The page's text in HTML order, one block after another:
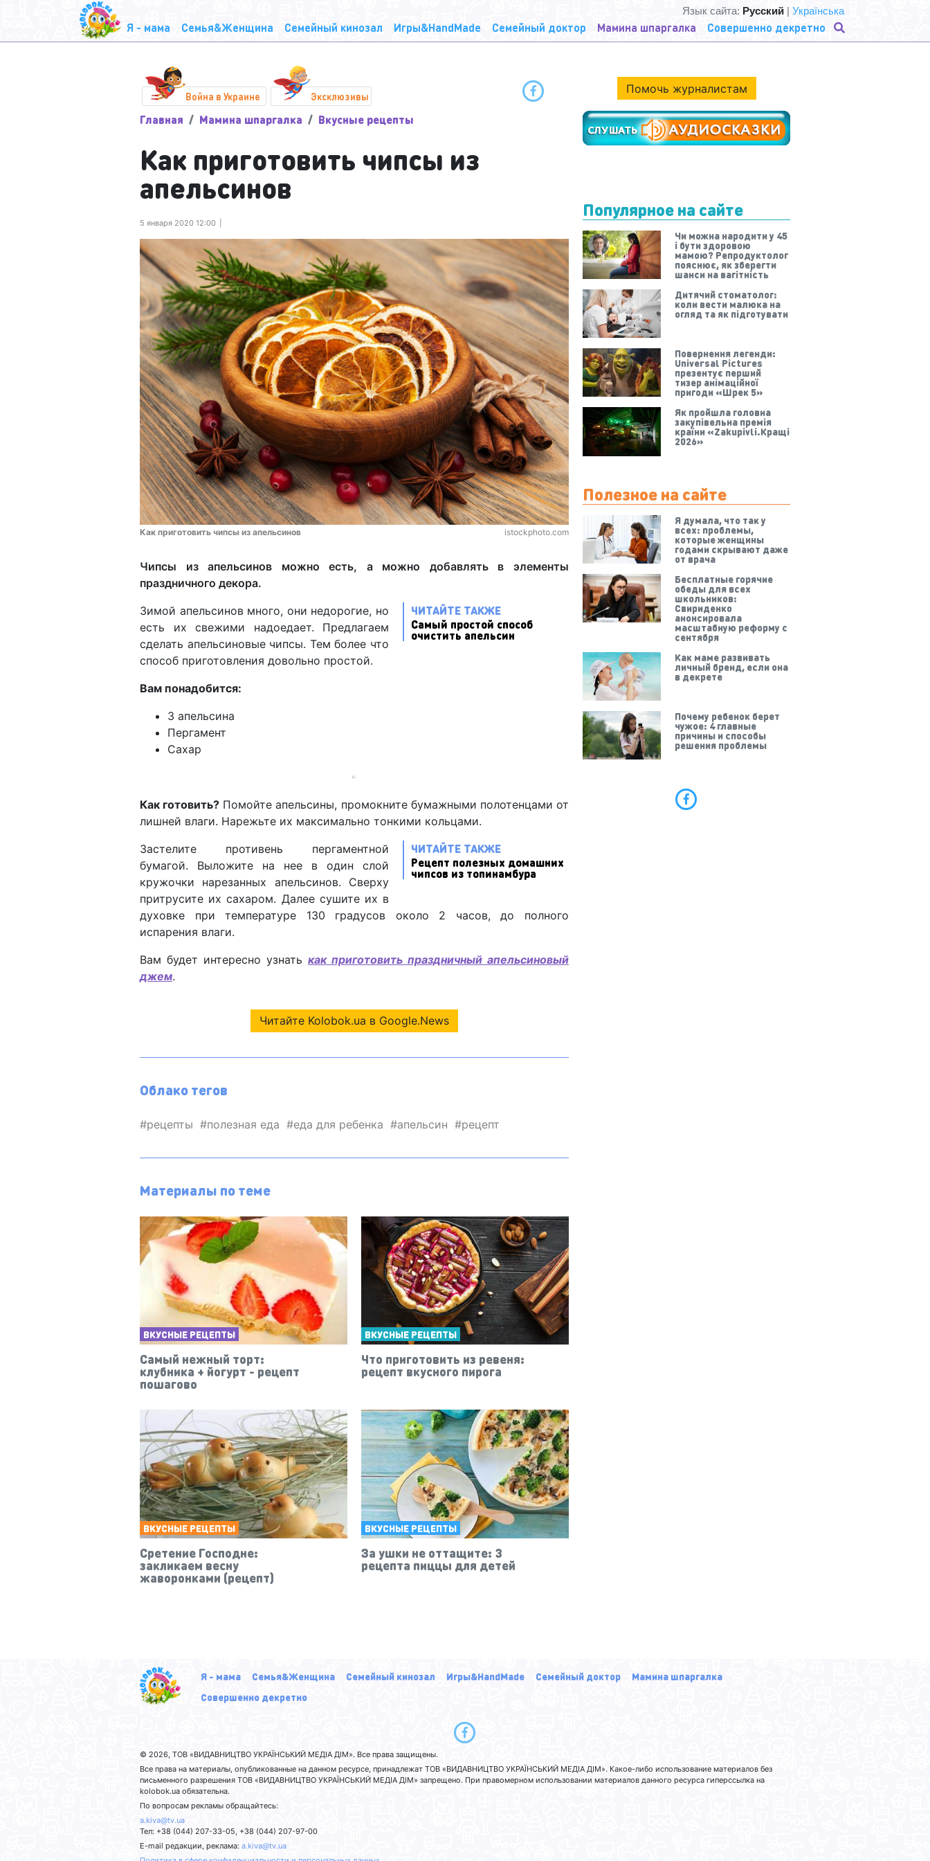
Я - мама Семья&Женщина Семейный кинозал Игры&HandMade Семейный доктор Мамина шпаргалка Совершенно декретно
Язык сайта: Русский | Українська
Война в Украине Эксклюзивы
Главная Мамина шпаргалка Вкусные рецепты
Как приготовить чипсы из
апельсинов
5 января 2020 12:00
Как приготовить чипсы из апельсинов istockphoto.com
Чипсы из апельсинов можно есть, а можно добавлять в элементы
праздничного декора.
ЧИТАЙТЕ ТАКЖЕ
Самый простой способ
очистить апельсин
Зимой апельсинов много, они недорогие, но
есть их свежими надоедает. Предлагаем
сделать апельсиновые чипсы. Тем более что
способ приготовления довольно простой.
Вам понадобится:
3 апельсина
Пергамент
Сахар
Как готовить? Помойте апельсины, промокните бумажными полотенцами от
лишней влаги. Нарежьте их максимально тонкими кольцами.
ЧИТАЙТЕ ТАКЖЕ
Рецепт полезных домашних
чипсов из топинамбура
Застелите противень пергаментной
бумагой. Выложите на нее в один слой
кружочки нарезанных апельсинов. Сверху
притрусите их сахаром. Далее сушите их в
духовке при температуре 130 градусов около 2 часов, до полного
испарения влаги.
Вам будет интересно узнать как приготовить праздничный апельсиновый
джем.
Читайте Kolobok.ua в Google.News
Облако тегов
рецепты полезная еда еда для ребенка апельсин рецепт
Материалы по теме
ВКУСНЫЕ РЕЦЕПТЫ
Самый нежный торт:
клубника + йогурт - рецепт
пошагово
ВКУСНЫЕ РЕЦЕПТЫ
Что приготовить из ревеня:
рецепт вкусного пирога
ВКУСНЫЕ РЕЦЕПТЫ
Сретение Господне:
закликаем весну
жаворонками (рецепт)
ВКУСНЫЕ РЕЦЕПТЫ
За ушки не оттащите: 3
рецепта пиццы для детей
Помочь журналистам
Популярное на сайте
Чи можна народити у 45
і бути здоровою
мамою? Репродуктолог
пояснює, як зберегти
шанси на вагітність
Дитячий стоматолог:
коли вести малюка на
огляд та як підготувати
Повернення легенди:
Universal Pictures
презентує перший
тизер анімаційної
пригоди «Шрек 5»
Як пройшла головна
закупівельна премія
країни «Zakupivli.Кращі
2026»
Полезное на сайте
Я думала, что так у
всех: проблемы,
которые женщины
годами скрывают даже
от врача
Бесплатные горячие
обеды для всех
школьников:
Свириденко
анонсировала
масштабную реформу с
сентября
Как маме развивать
личный бренд, если она
в декрете
Почему ребенок берет
чужое: 4 главные
причины и способы
решения проблемы
Я - мама Семья&Женщина Семейный кинозал Игры&HandMade Семейный доктор
Мамина шпаргалка
Совершенно декретно
© 2026, ТОВ «ВИДАВНИЦТВО УКРАЇНСЬКИЙ МЕДІА ДІМ». Все права защищены.
Все права на материалы, опубликованные на данном ресурсе, принадлежат ТОВ «ВИДАВНИЦТВО УКРАЇНСЬКИЙ МЕДІА ДІМ». Какое-либо использование материалов без
письменного разрешения ТОВ «ВИДАВНИЦТВО УКРАЇНСЬКИЙ МЕДІА ДІМ» запрещено. При правомерном использовании материалов данного ресурса гиперссылка на
kolobok.ua обязательна.
По вопросам рекламы обращайтесь:
a.kiva@tv.ua
Тел: +38 (044) 207-33-05, +38 (044) 207-97-00
E-mail редакции, реклама: a.kiva@tv.ua